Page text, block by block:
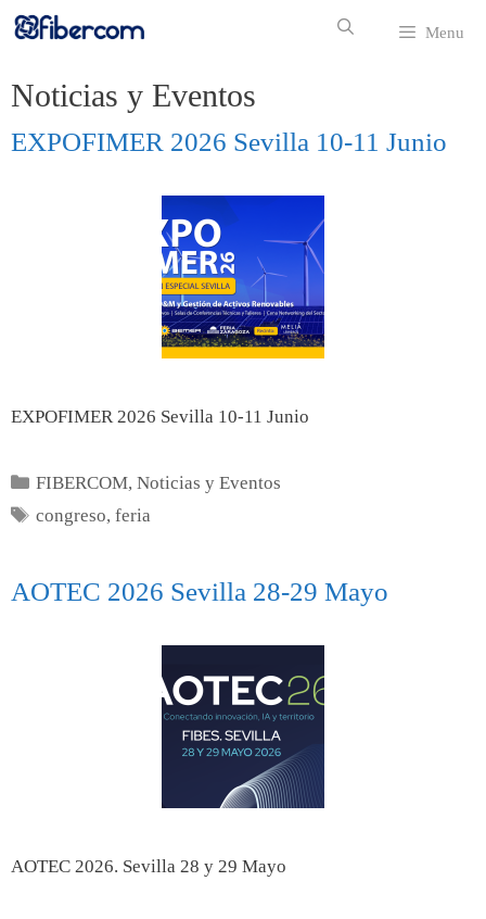
Menu
Noticias y Eventos
EXPOFIMER 2026 Sevilla 10-11 Junio
EXPOFIMER 2026 Sevilla 10-11 Junio
FIBERCOM,Noticias y Eventos
congreso,feria
AOTEC 2026 Sevilla 28-29 Mayo
AOTEC 2026. Sevilla 28 y 29 Mayo